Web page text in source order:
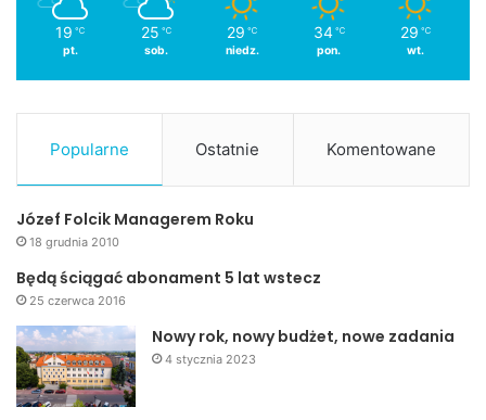
19 ℃
pt.
25 ℃
sob.
29 ℃
niedz.
34 ℃
pon.
29 ℃
wt.
Popularne Ostatnie Komentowane
Józef Folcik Managerem Roku
18 grudnia 2010
Będą ściągać abonament 5 lat wstecz
25 czerwca 2016
Nowy rok, nowy budżet, nowe zadania
4 stycznia 2023